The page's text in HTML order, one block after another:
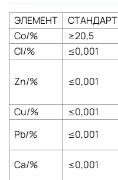
ЭЛЕМЕНТ СТАНДАРТ
Co/%
≥20,5
Cl/%
≤0,001
Zn/% ≤0,001
Cu/%
≤0,001
Pb/%
≤0,001
Ca/% ≤0,001